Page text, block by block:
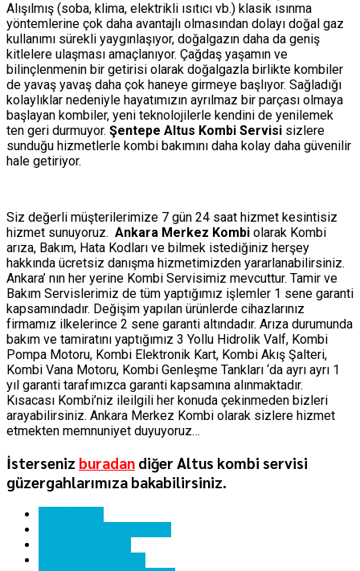
Alışılmış (soba, klima, elektrikli ısıtıcı vb.) klasik ısınma
yöntemlerine çok daha avantajlı olmasından dolayı doğal gaz
kullanımı sürekli yaygınlaşıyor, doğalgazın daha da geniş
kitlelere ulaşması amaçlanıyor. Çağdaş yaşamın ve
bilinçlenmenin bir getirisi olarak doğalgazla birlikte kombiler
de yavaş yavaş daha çok haneye girmeye başlıyor. Sağladığı
kolaylıklar nedeniyle hayatımızın ayrılmaz bir parçası olmaya
başlayan kombiler, yeni teknolojilerle kendini de yenilemek
ten geri durmuyor. Şentepe Altus Kombi Servisi sizlere
sunduğu hizmetlerle kombi bakımını daha kolay daha güvenilir
hale getiriyor.
Siz değerli müşterilerimize 7 gün 24 saat hizmet kesintisiz
hizmet sunuyoruz. Ankara Merkez Kombi olarak Kombi
arıza, Bakım, Hata Kodları ve bilmek istediğiniz herşey
hakkında ücretsiz danışma hizmetimizden yararlanabilirsiniz.
Ankara’ nın her yerine Kombi Servisimiz mevcuttur. Tamir ve
Bakım Servislerimiz de tüm yaptığımız işlemler 1 sene garanti
kapsamındadır. Değişim yapılan ürünlerde cihazlarınız
firmamız ilkelerince 2 sene garanti altındadır. Arıza durumunda
bakım ve tamiratını yaptığımız 3 Yollu Hidrolik Valf, Kombi
Pompa Motoru, Kombi Elektronik Kart, Kombi Akış Şalteri,
Kombi Vana Motoru, Kombi Genleşme Tankları ‘da ayrı ayrı 1
yıl garanti tarafımızca garanti kapsamına alınmaktadır.
Kısacası Kombi’niz ileilgili her konuda çekinmeden bizleri
arayabilirsiniz. Ankara Merkez Kombi olarak sizlere hizmet
etmekten memnuniyet duyuyoruz…
İsterseniz buradan diğer Altus kombi servisi
güzergahlarımıza bakabilirsiniz.